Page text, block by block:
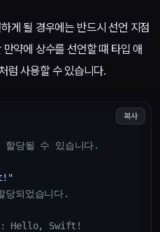
게 될 경우에는 반드시 선언 지점
약에 상수를 선언할 떄 타입 애
럼 사용할 수 있습니다.
당될 수 있습니다.
되었습니다.
: Hello, Swift!
복사